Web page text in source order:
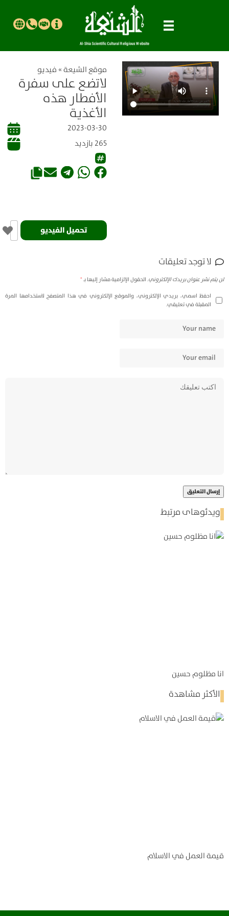
موقع الشیعة» فيديو
لاتضع على سفرة
الأفطار هذه
الأغذية
2023-03-30
265 بازدید
تحميل الفيديو
لا توجد تعليقات
لن يتم نشر عنوان بريدك الإلكتروني.الحقول الإلزامية مشار إليها بـ*
احفظ اسمي، بريدي الإلكتروني، والموقع الإلكتروني في هذا المتصفح لاستخدامها المرة
المقبلة في تعليقي.
ویدئوهای مرتبط
انا مظلوم حسين
الأكثر مشاهدة
قيمة العمل في الاسلام